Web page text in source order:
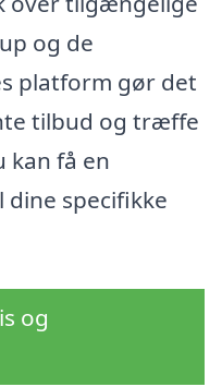
og de
platform gør det
tilbud og træffe
kan få en
dine specifikke
og